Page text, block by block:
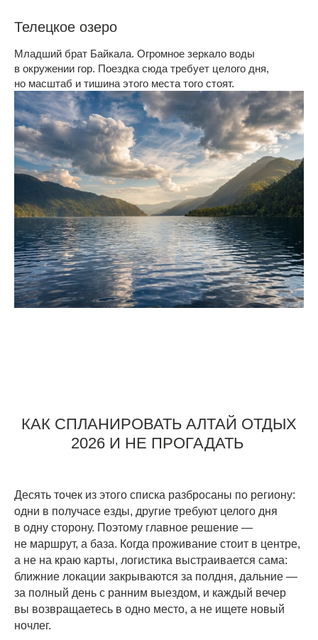
Телецкое озеро
Младший брат Байкала. Огромное зеркало воды
в окружении гор. Поездка сюда требует целого дня,
но масштаб и тишина этого места того стоят.
КАК СПЛАНИРОВАТЬ АЛТАЙ ОТДЫХ
2026 И НЕ ПРОГАДАТЬ
Десять точек из этого списка разбросаны по региону:
одни в получасе езды, другие требуют целого дня
в одну сторону. Поэтому главное решение —
не маршрут, а база. Когда проживание стоит в центре,
а не на краю карты, логистика выстраивается сама:
ближние локации закрываются за полдня, дальние —
за полный день с ранним выездом, и каждый вечер
вы возвращаетесь в одно место, а не ищете новый
ночлег.